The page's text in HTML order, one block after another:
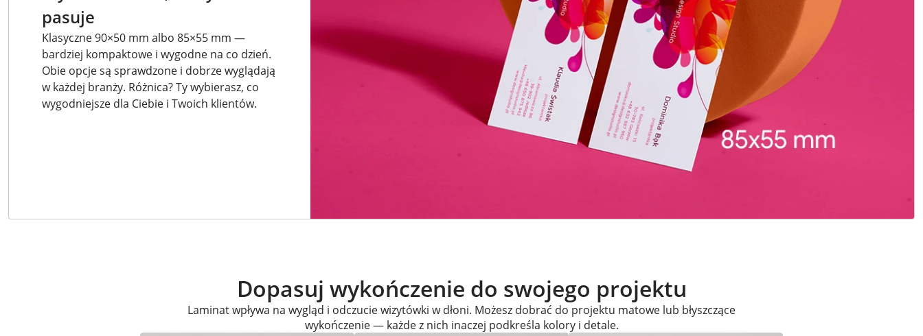
pasuje
Klasyczne 90×50 mm albo 85×55 mm —
bardziej kompaktowe i wygodne na co dzień.
Obie opcje są sprawdzone i dobrze wyglądają
w każdej branży. Różnica? Ty wybierasz, co
wygodniejsze dla Ciebie i Twoich klientów.
Dopasuj wykończenie do swojego projektu
Laminat wpływa na wygląd i odczucie wizytówki w dłoni. Możesz dobrać do projektu matowe lub błyszczące
wykończenie — każde z nich inaczej podkreśla kolory i detale.